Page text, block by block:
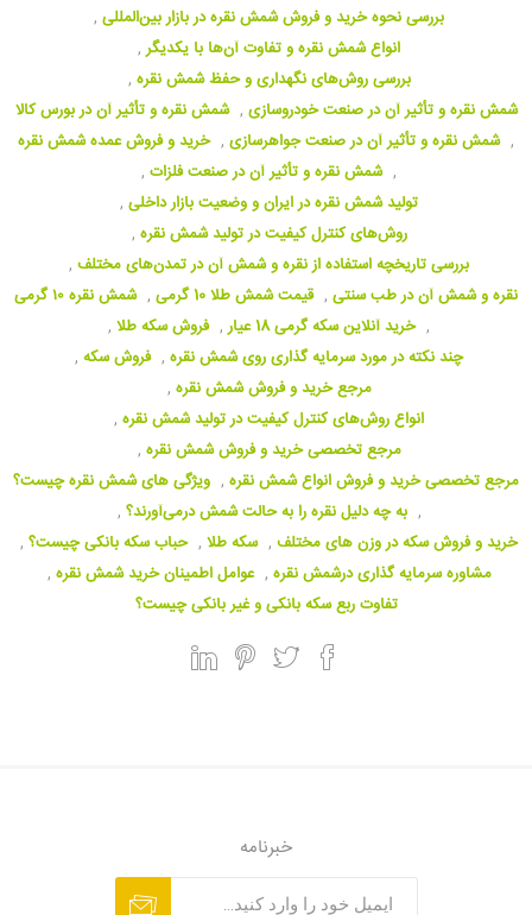
بررسی نحوه خرید و فروش شمش نقره در بازار بین‌المللی ,
انواع شمش نقره و تفاوت آن‌ها با یکدیگر ,
بررسی روش‌های نگهداری و حفظ شمش نقره ,
شمش نقره و تأثیر آن در صنعت خودروسازی , شمش نقره و تأثیر آن در بورس کالا
, شمش نقره و تأثیر آن در صنعت جواهرسازی , خرید و فروش عمده شمش نقره
, شمش نقره و تأثیر آن در صنعت فلزات ,
تولید شمش نقره در ایران و وضعیت بازار داخلی ,
روش‌های کنترل کیفیت در تولید شمش نقره ,
بررسی تاریخچه استفاده از نقره و شمش آن در تمدن‌های مختلف ,
نقره و شمش آن در طب سنتی , قیمت شمش طلا 10 گرمی , شمش نقره ۱۰ گرمی
, خرید آنلاین سکه گرمی 18 عیار , فروش سکه طلا ,
چند نکته در مورد سرمایه گذاری روی شمش نقره , فروش سکه ,
مرجع خرید و فروش شمش نقره ,
انواع روش‌های کنترل کیفیت در تولید شمش نقره ,
مرجع تخصصی خرید و فروش شمش نقره ,
مرجع تخصصی خرید و فروش انواع شمش نقره , ویژگی های شمش نقره چیست؟
, به چه دلیل نقره را به حالت شمش درمی‌آورند؟ ,
خرید و فروش سکه در وزن های مختلف , سکه طلا , حباب سکه بانکی چیست؟ ,
مشاوره سرمایه گذاری درشمش نقره , عوامل اطمینان خرید شمش نقره ,
تفاوت ربع سکه بانکی و غیر بانکی چیست؟
خبرنامه